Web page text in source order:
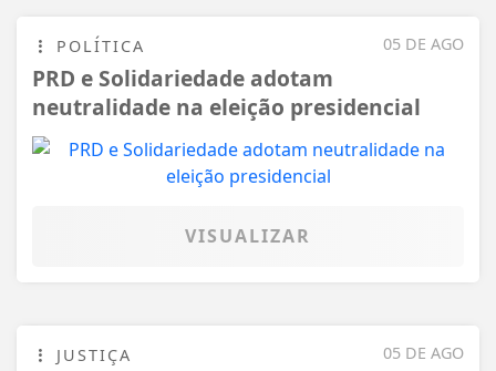
05 DE AGO
POLÍTICA
PRD e Solidariedade adotam
neutralidade na eleição presidencial
VISUALIZAR
05 DE AGO
JUSTIÇA